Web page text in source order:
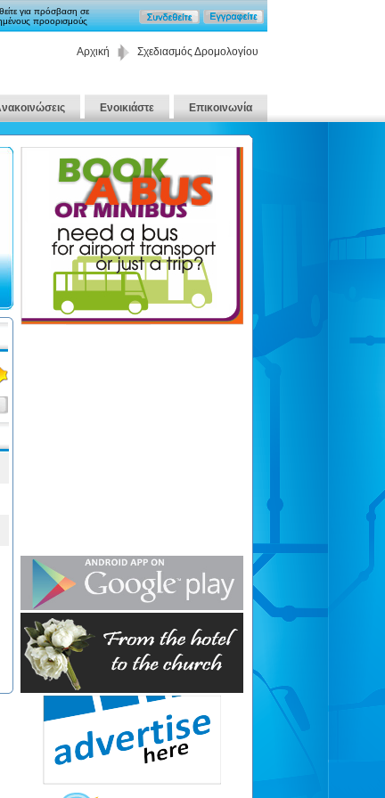
για πρόσβαση σε
προορισμούς
Αρχική Σχεδιασμός Δρομολογίου
Ενοικιάστε Επικοινωνία